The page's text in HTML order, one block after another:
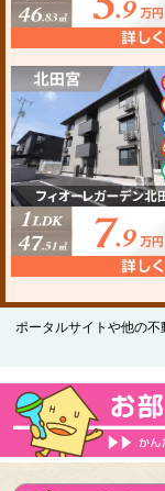
ポータルサイトや他の